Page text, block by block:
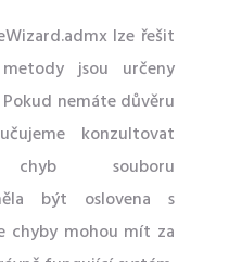
lze řešit
jsou určeny
nemáte důvěru
konzultovat
souboru
být oslovena s
chyby mohou mít za